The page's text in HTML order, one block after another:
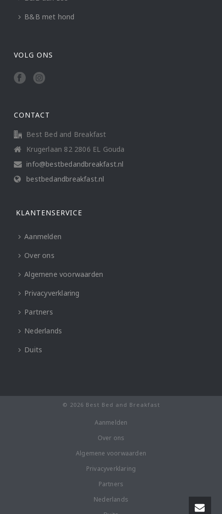
B&B met hond
VOLG ONS
CONTACT
Best Bed and Breakfast
Krugerlaan 82 2806 EL Gouda
info@bestbedandbreakfast.nl
bestbedandbreakfast.nl
KLANTENSERVICE
Aanmelden
Over ons
Algemene voorwaarden
Privacyverklaring
Partners
Nederlands
Duits
© 2026 Best Bed and Breakfast
Aanmelden
Over ons
Algemene voorwaarden
Privacyverklaring
Partners
Nederlands